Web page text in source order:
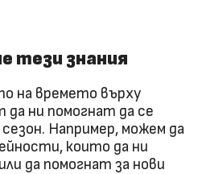
тези знания
на времето върху
ни помогнат да се
Например, можем да
които да ни
да помогнат за нови